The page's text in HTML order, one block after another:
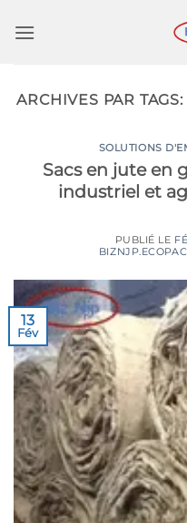
au
ARCHIVES PAR TAGS:
SOLUTIONS
Sacs en jute en
industriel et
PUBLIÉ LE
13
Fév